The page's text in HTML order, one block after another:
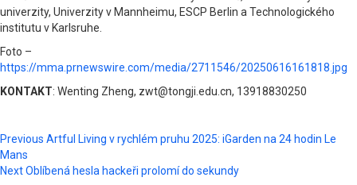
univerzity, Univerzity v Mannheimu, ESCP Berlin a Technologického
institutu v Karlsruhe.
Foto –
https://mma.prnewswire.com/media/2711546/20250616161818.jpg
KONTAKT: Wenting Zheng, zwt@tongji.edu.cn, 13918830250
Post
navigation
Previous Artful Living v rychlém pruhu 2025: iGarden na 24 hodin Le
Mans
NextOblíbená hesla hackeři prolomí do sekundy